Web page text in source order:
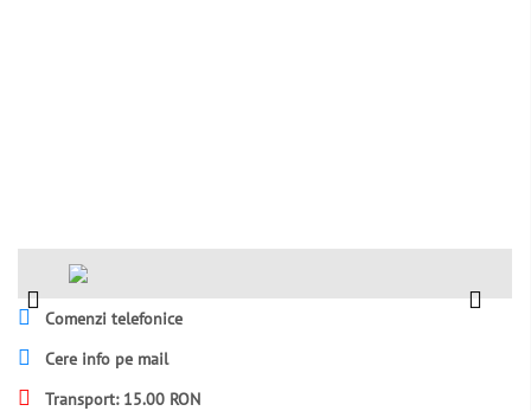
Comenzi telefonice
Cere info pe mail
Transport: 15.00 RON